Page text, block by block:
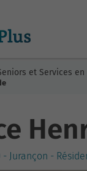
et Services
- Jurançon -